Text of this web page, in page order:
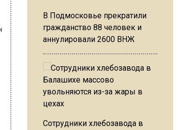
В Подмосковье прекратили
гражданство 88 человек и
аннулировали 2600 ВНЖ
Сотрудники хлебозавода в